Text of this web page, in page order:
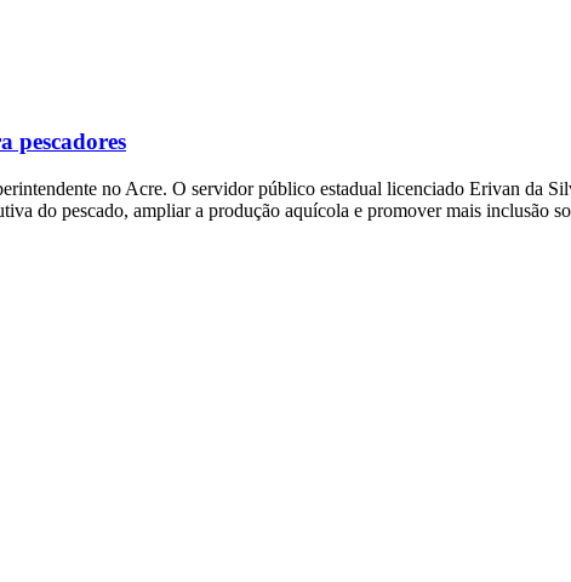
pescadores
no Acre. O servidor público estadual licenciado Erivan da
do pescado, ampliar a produção aquícola e promover mais inclusão